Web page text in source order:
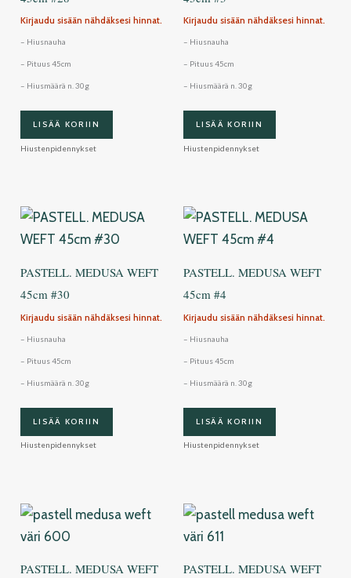
Kirjaudu sisään nähdäksesi hinnat.
– Hiusnauha
– Pituus 45cm
– Hiusmäärä n. 30g
LISÄÄ KORIIN
Hiustenpidennykset
Kirjaudu sisään nähdäksesi hinnat.
– Hiusnauha
– Pituus 45cm
– Hiusmäärä n. 30g
LISÄÄ KORIIN
Hiustenpidennykset
PASTELL. MEDUSA WEFT
45cm #30
Kirjaudu sisään nähdäksesi hinnat.
– Hiusnauha
– Pituus 45cm
– Hiusmäärä n. 30g
LISÄÄ KORIIN
Hiustenpidennykset
PASTELL. MEDUSA WEFT
45cm #4
Kirjaudu sisään nähdäksesi hinnat.
– Hiusnauha
– Pituus 45cm
– Hiusmäärä n. 30g
LISÄÄ KORIIN
Hiustenpidennykset
PASTELL. MEDUSA WEFT
PASTELL. MEDUSA WEFT